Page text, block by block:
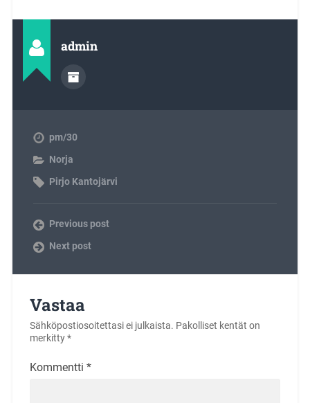
admin
pm/30
Norja
Pirjo Kantojärvi
Previous post
Next post
Vastaa
Sähköpostiosoitettasi ei julkaista. Pakolliset kentät on
merkitty*
Kommentti *